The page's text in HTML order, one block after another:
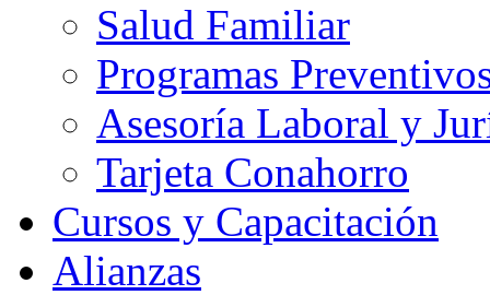
Salud Familiar
Programas
Asesoría Laboral y
Tarjeta Conahorro
Cursos y Capacitación
Alianzas